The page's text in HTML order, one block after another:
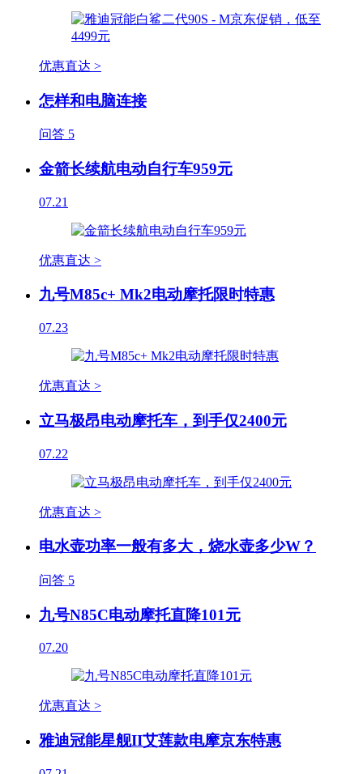
优惠直达 >
怎样和电脑连接
问答 5
金箭长续航电动自行车959元
07.21
优惠直达 >
九号M85c+ Mk2电动摩托限时特惠
07.23
优惠直达 >
立马极昂电动摩托车，到手仅2400元
07.22
优惠直达 >
电水壶功率一般有多大，烧水壶多少W？
问答 5
九号N85C电动摩托直降101元
07.20
优惠直达 >
雅迪冠能星舰II艾莲款电摩京东特惠